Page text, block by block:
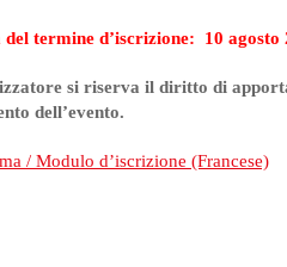
termine d’iscrizione: 10 agosto
si riserva il diritto di
dell’evento.
/ Modulo d’iscrizione (Francese)